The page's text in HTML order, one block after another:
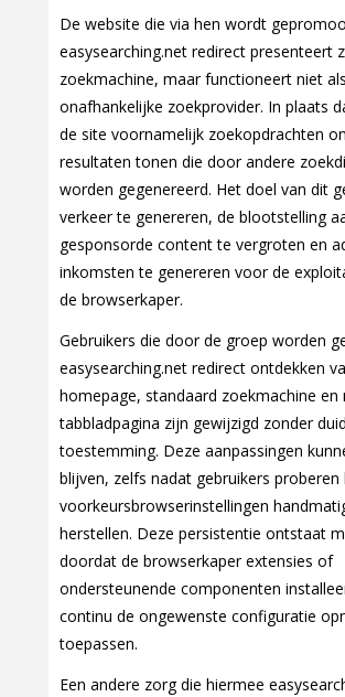
De website die via hen wordt
easysearching.net redirect presenteert
zoekmachine, maar functioneert niet
onafhankelijke zoekprovider. In plaats
de site voornamelijk zoekopdrachten
resultaten tonen die door andere
worden gegenereerd. Het doel van dit
verkeer te genereren, de blootstelling
gesponsorde content te vergroten en
inkomsten te genereren voor de
de browserkaper.
Gebruikers die door de groep worden
easysearching.net redirect ontdekken
homepage, standaard zoekmachine en
tabbladpagina zijn gewijzigd zonder
toestemming. Deze aanpassingen
blijven, zelfs nadat gebruikers proberen
voorkeursbrowserinstellingen
herstellen. Deze persistentie ontstaat
doordat de browserkaper extensies of
ondersteunende componenten
continu de ongewenste configuratie
toepassen.
Een andere zorg die hiermee